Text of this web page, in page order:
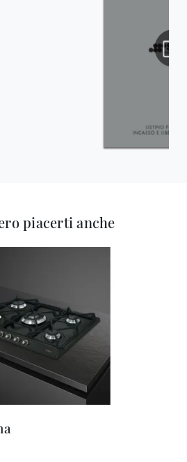
piacerti anche